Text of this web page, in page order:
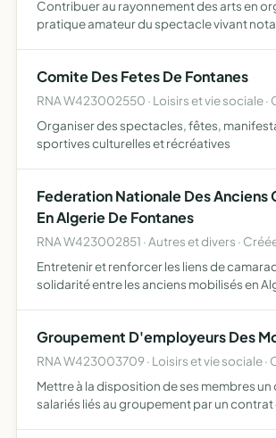
Contribuer au rayonnement des arts en
pratique amateur du spectacle vivant
membres l…
Comite Des Fetes De Fontanes
RNA W423002550 · Loisirs et vie sociale ·
Organiser des spectacles, fêtes,
sportives culturelles et récréatives
Federation Nationale Des
En Algerie De Fontanes
RNA W423002851 · Autres et divers ·
Entretenir et renforcer les liens de
solidarité entre les anciens mobilisés en
Groupement D'employeurs Des
RNA W423003709 · Loisirs et vie sociale ·
Mettre à la disposition de ses membres un
salariés liés au groupement par un contrat